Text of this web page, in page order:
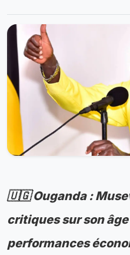
🇺🇬 Ouganda :
critiques sur son
performances